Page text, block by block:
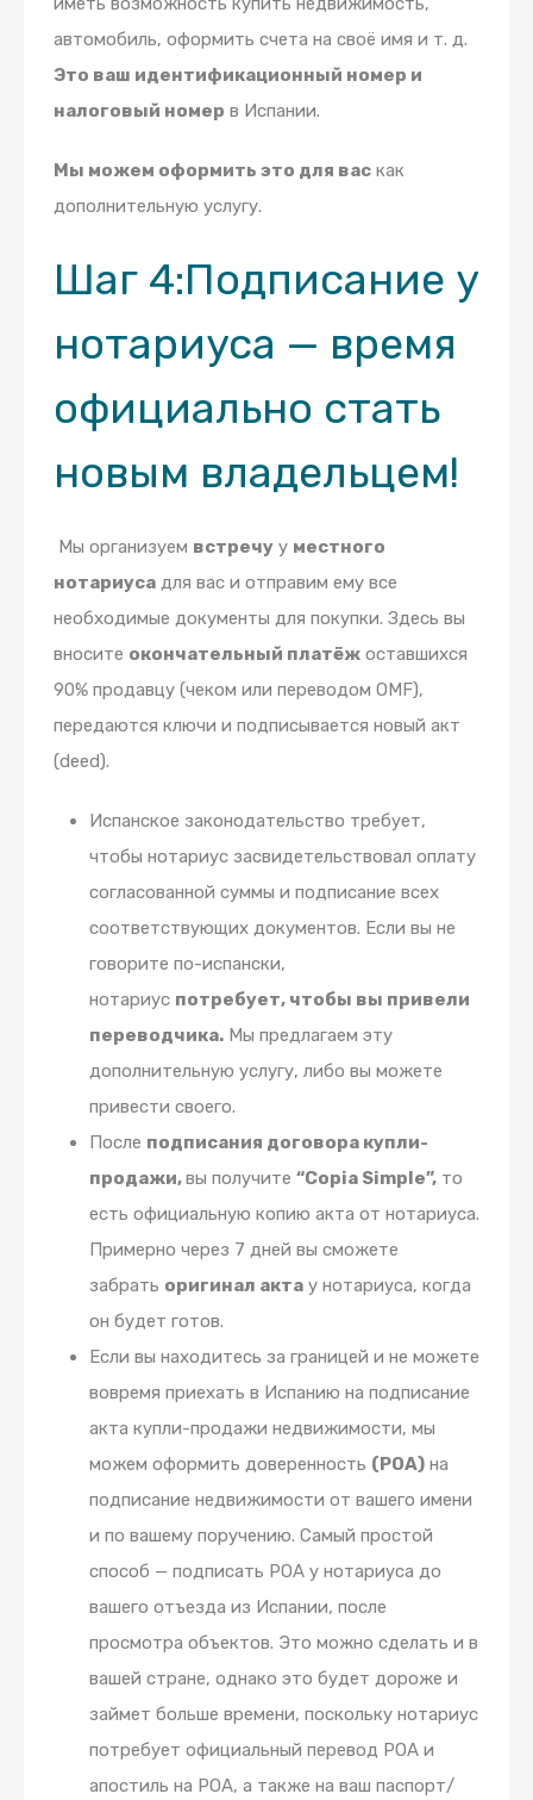
автомобиль, оформить счета на своё имя и т. д.
Это ваш идентификационный номер и
налоговый номер в Испании.
Мы можем оформить это для вас как
дополнительную услугу.
Шаг 4:Подписание у
нотариуса — время
официально стать
новым владельцем!
Мы организуем встречу у местного
нотариуса для вас и отправим ему все
необходимые документы для покупки. Здесь вы
вносите окончательный платёж оставшихся
90% продавцу (чеком или переводом OMF),
передаются ключи и подписывается новый акт
(deed).
Испанское законодательство требует,
чтобы нотариус засвидетельствовал оплату
согласованной суммы и подписание всех
соответствующих документов. Если вы не
говорите по-испански,
нотариус потребует, чтобы вы привели
переводчика. Мы предлагаем эту
дополнительную услугу, либо вы можете
привести своего.
После подписания договора купли-
продажи,вы получите “Copia Simple”, то
есть официальную копию акта от нотариуса.
Примерно через 7 дней вы сможете
забрать оригинал акта у нотариуса, когда
он будет готов.
Если вы находитесь за границей и не можете
вовремя приехать в Испанию на подписание
акта купли-продажи недвижимости, мы
можем оформить доверенность (POA) на
подписание недвижимости от вашего имени
и по вашему поручению. Самый простой
способ — подписать POA у нотариуса до
вашего отъезда из Испании, после
просмотра объектов. Это можно сделать и в
вашей стране, однако это будет дороже и
займет больше времени, поскольку нотариус
потребует официальный перевод POA и
апостиль на POA, а также на ваш паспорт/